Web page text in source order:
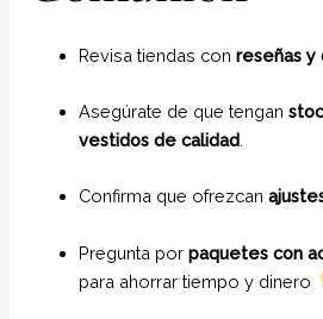
Revisa tiendas conreseñas y
Asegúrate de que tengan
vestidos de calidad
Confirma que ofrezcan
Pregunta porpaquetes con
para ahorrar tiempo y dinero